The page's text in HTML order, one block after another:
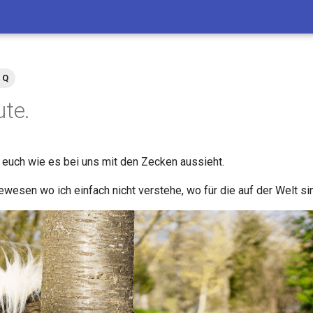
wie es bei uns mit den Zecken aussieht.
wo ich einfach nicht verstehe, wo für die auf der Welt